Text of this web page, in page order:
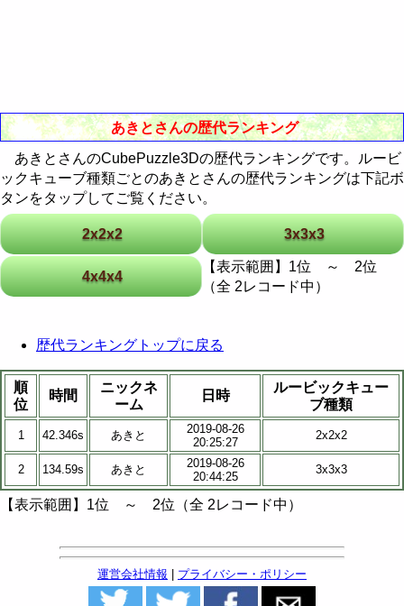
あきとさんの歴代ランキング
あきとさんのCubePuzzle3Dの歴代ランキングです。ルービ
ックキューブ種類ごとのあきとさんの歴代ランキングは下記ボ
タンをタップしてご覧ください。
2x2x2 3x3x3
4x4x4
【表示範囲】1位 ～ 2位
（全 2レコード中）
歴代ランキングトップに戻る
順
位
時間
ニックネ
ーム
日時
ルービックキュー
ブ種類
1 42.346s あきと
2019-08-26
20:25:27
2x2x2
2 134.59s あきと
2019-08-26
20:44:25
3x3x3
【表示範囲】1位 ～ 2位（全 2レコード中）
運営会社情報 | プライバシー・ポリシー